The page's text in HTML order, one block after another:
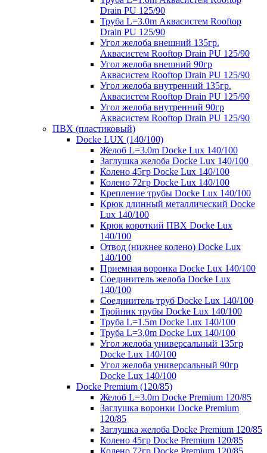
Drain PU 125/90
Труба L=3.0m Аквасистем Rooftop
Drain PU 125/90
Угол желоба внешний 135гр.
Аквасистем Rooftop Drain PU 125/90
Угол желоба внешний 90гр
Аквасистем Rooftop Drain PU 125/90
Угол желоба внутренний 135гр.
Аквасистем Rooftop Drain PU 125/90
Угол желоба внутренний 90гр
Аквасистем Rooftop Drain PU 125/90
ПВХ (пластиковый)
Docke LUX (140/100)
Желоб L=3.0m Docke Lux 140/100
Заглушка желоба Docke Lux 140/100
Колено 45гр Docke Lux 140/100
Колено 72гр Docke Lux 140/100
Крепление трубы Docke Lux 140/100
Крюк длинный металлический Docke
Lux 140/100
Крюк короткий ПВХ Docke Lux
140/100
Отвод (нижнее колено) Docke Lux
140/100
Приемная воронка Docke Lux 140/100
Соединитель желоба Docke Lux
140/100
Соединитель труб Docke Lux 140/100
Тройник трубы Docke Lux 140/100
Труба L=1.5m Docke Lux 140/100
Труба L=3,0m Docke Lux 140/100
Угол желоба универсальный 135гр
Docke Lux 140/100
Угол желоба универсальный 90гр
Docke Lux 140/100
Docke Premium (120/85)
Желоб L=3.0m Docke Premium 120/85
Заглушка воронки Docke Premium
120/85
Заглушка желоба Docke Premium 120/85
Колено 45гр Docke Premium 120/85
Колено 72гр Docke Premium 120/85